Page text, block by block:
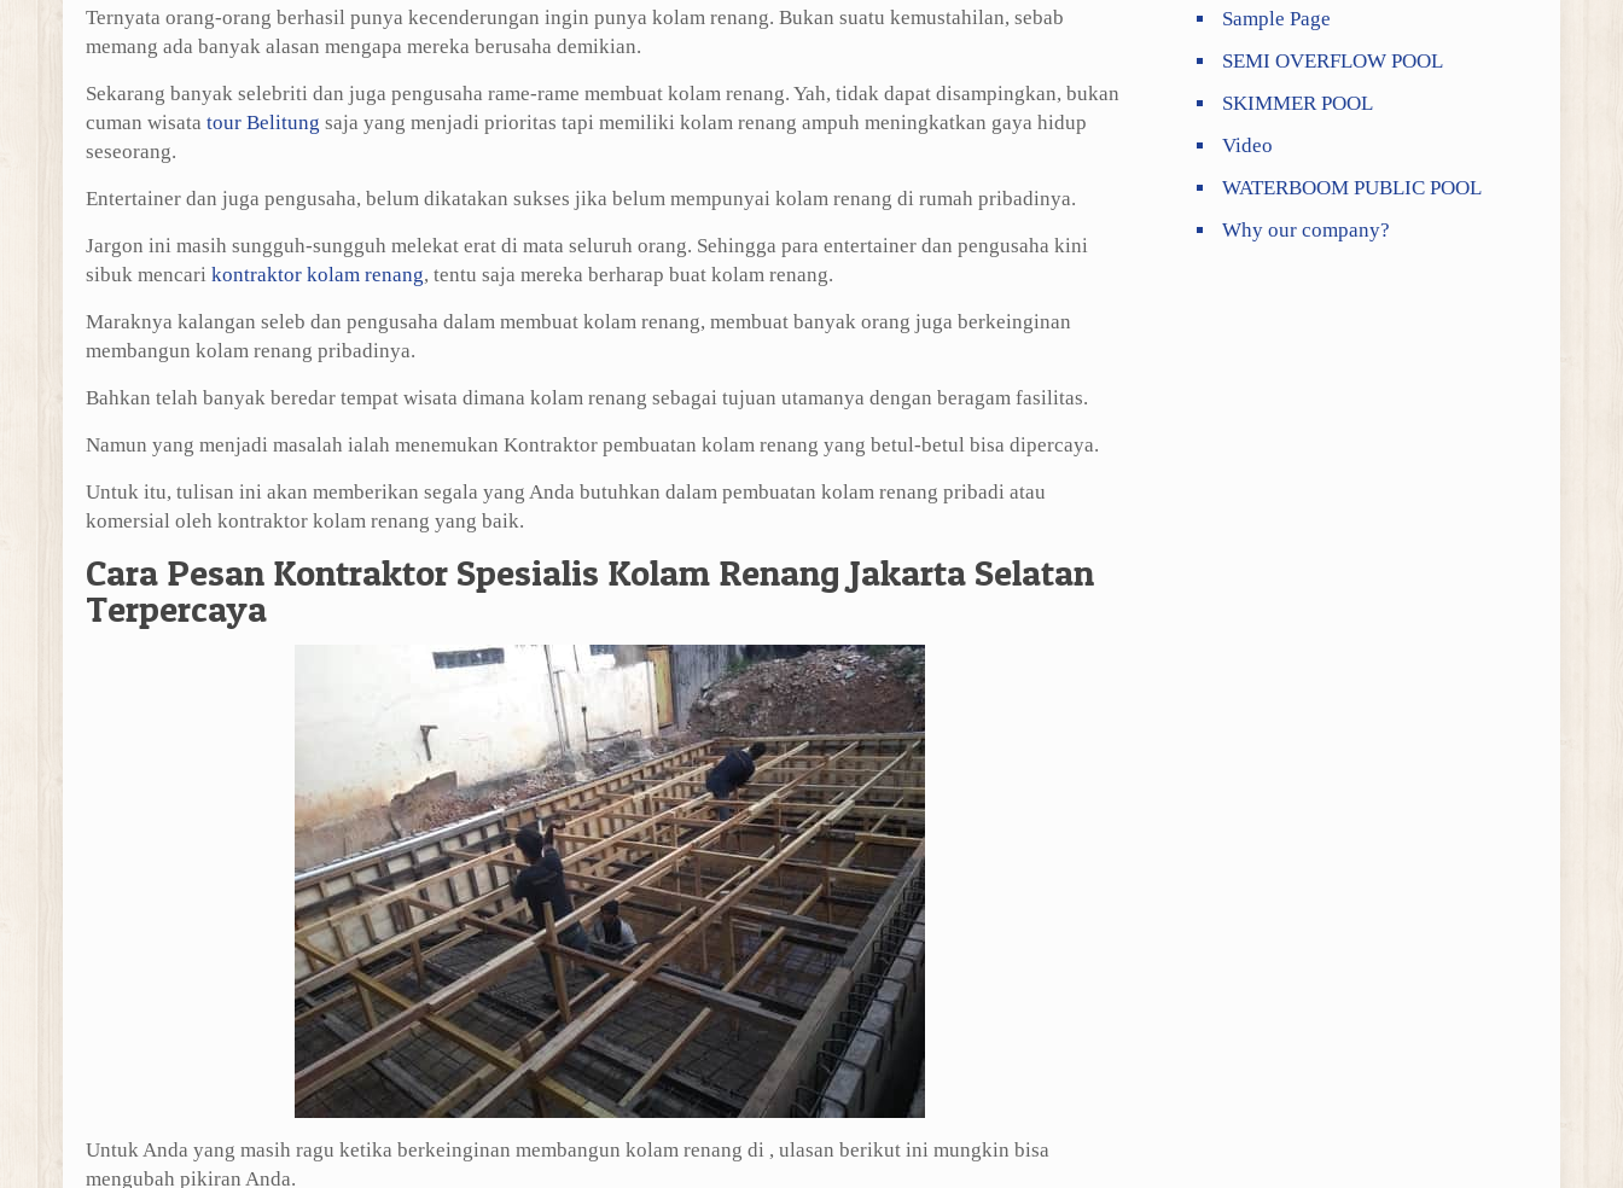
Ternyata orang-orang berhasil punya kecenderungan ingin punya kolam renang. Bukan suatu kemustahilan, sebab
memang ada banyak alasan mengapa mereka berusaha demikian.
Sekarang banyak selebriti dan juga pengusaha rame-rame membuat kolam renang. Yah, tidak dapat disampingkan, bukan
cuman wisata tour Belitung saja yang menjadi prioritas tapi memiliki kolam renang ampuh meningkatkan gaya hidup
seseorang.
Entertainer dan juga pengusaha, belum dikatakan sukses jika belum mempunyai kolam renang di rumah pribadinya.
Jargon ini masih sungguh-sungguh melekat erat di mata seluruh orang. Sehingga para entertainer dan pengusaha kini
sibuk mencari kontraktor kolam renang, tentu saja mereka berharap buat kolam renang.
Maraknya kalangan seleb dan pengusaha dalam membuat kolam renang, membuat banyak orang juga berkeinginan
membangun kolam renang pribadinya.
Bahkan telah banyak beredar tempat wisata dimana kolam renang sebagai tujuan utamanya dengan beragam fasilitas.
Namun yang menjadi masalah ialah menemukan Kontraktor pembuatan kolam renang yang betul-betul bisa dipercaya.
Untuk itu, tulisan ini akan memberikan segala yang Anda butuhkan dalam pembuatan kolam renang pribadi atau
komersial oleh kontraktor kolam renang yang baik.
Cara Pesan Kontraktor Spesialis Kolam Renang Jakarta Selatan
Terpercaya
Untuk Anda yang masih ragu ketika berkeinginan membangun kolam renang di , ulasan berikut ini mungkin bisa
mengubah pikiran Anda.
Sample Page
SEMI OVERFLOW POOL
SKIMMER POOL
Video
WATERBOOM PUBLIC POOL
Why our company?